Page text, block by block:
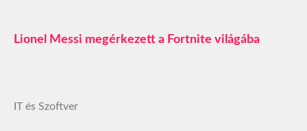
Lionel Messi megérkezett a Fortnite világába
IT és Szoftver